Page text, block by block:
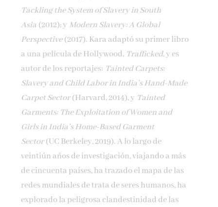
Tackling the System of Slavery in South
Asia (2012); y Modern Slavery: A Global
Perspective(2017). Kara adaptó su primer libro
a una película de Hollywood, Trafficked, y es
autor de los reportajes: Tainted Carpets:
Slavery and Child Labor in India’s Hand-Made
Carpet Sector(Harvard, 2014), y Tainted
Garments: The Exploitation of Women and
Girls in India’s Home-Based Garment
Sector(UC Berkeley, 2019). A lo largo de
veintiún años de investigación, viajando a más
de cincuenta países, ha trazado el mapa de las
redes mundiales de trata de seres humanos, ha
explorado la peligrosa clandestinidad de las